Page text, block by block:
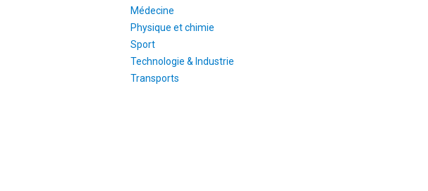
Médecine
Physique et chimie
Sport
Technologie & Industrie
Transports